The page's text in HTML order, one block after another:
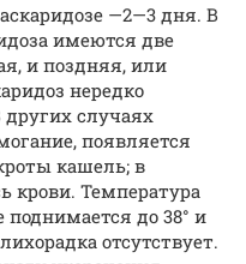
—2—3 дня. В
имеются две
и поздняя, или
нередко
других случаях
появляется
кашель; в
крови. Температура
до 38° и
отсутствует.